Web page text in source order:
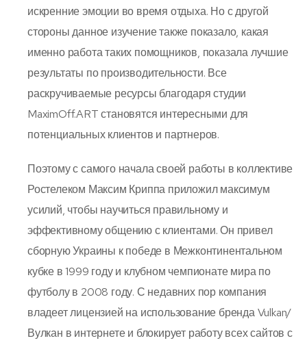
искренние эмоции во время отдыха. Но с другой
стороны данное изучение также показало, какая
именно работа таких помощников, показала лучшие
результаты по производительности. Все
раскручиваемые ресурсы благодаря студии
MaximOff.ART становятся интересными для
потенциальных клиентов и партнеров.
Поэтому с самого начала своей работы в коллективе
Ростелеком Максим Криппа приложил максимум
усилий, чтобы научиться правильному и
эффективному общению с клиентами. Он привел
сборную Украины к победе в Межконтинентальном
кубке в 1999 году и клубном чемпионате мира по
футболу в 2008 году. С недавних пор компания
владеет лицензией на использование бренда Vulkan/
Вулкан в интернете и блокирует работу всех сайтов с